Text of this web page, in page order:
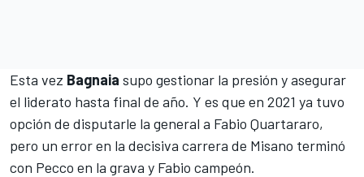
Esta vez Bagnaia supo gestionar la presión y asegurar
el liderato hasta final de año. Y es que en 2021 ya tuvo
opción de disputarle la general a Fabio Quartararo,
pero un error en la decisiva carrera de Misano terminó
con Pecco en la grava y Fabio campeón.